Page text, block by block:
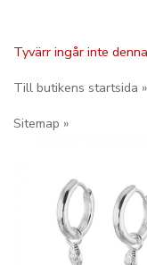
Tyvärr ingår inte
Till butikens startsida »
Sitemap »